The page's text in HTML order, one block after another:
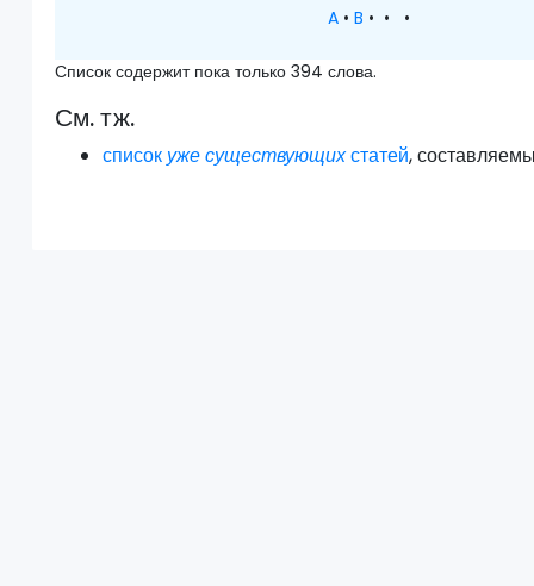
A •B • • •
Список содержит пока только 394 слова.
См. тж.
список уже существующихстатей,